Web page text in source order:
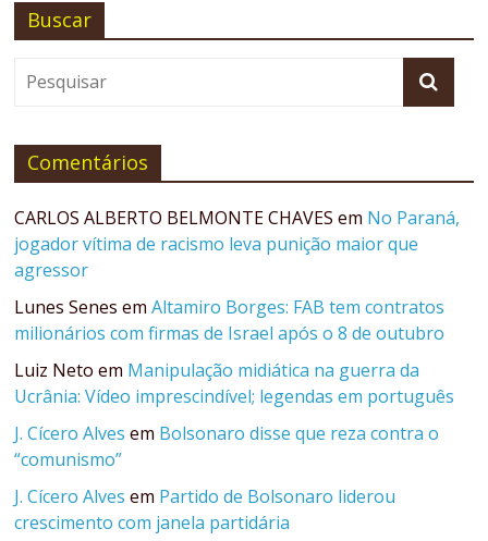
Buscar
Comentários
CARLOS ALBERTO BELMONTE CHAVES em No Paraná,
jogador vítima de racismo leva punição maior que
agressor
Lunes Senes emAltamiro Borges: FAB tem contratos
milionários com firmas de Israel após o 8 de outubro
Luiz Neto em Manipulação midiática na guerra da
Ucrânia: Vídeo imprescindível; legendas em português
J. Cícero Alves em Bolsonaro disse que reza contra o
“comunismo”
J. Cícero Alves em Partido de Bolsonaro liderou
crescimento com janela partidária